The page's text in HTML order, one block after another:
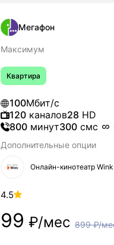
Мегафон
Максимум
Квартира
100Мбит/с
120 каналов28 HD
800 минут300 смс
Дополнительные опции
Онлайн-кинотеатр Wink
4.5
99 ₽/мес 899₽/